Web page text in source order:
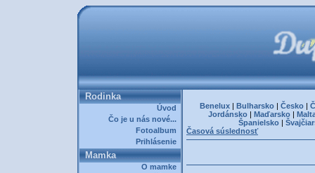
Rodinka
Úvod
Čo je u nás nové...
Fotoalbum
Prihlásenie
Mamka
O mamke
Benelux | Bulharsko | Česko |
Jordánsko | Maďarsko |
Španielsko|
Časová súslednosť